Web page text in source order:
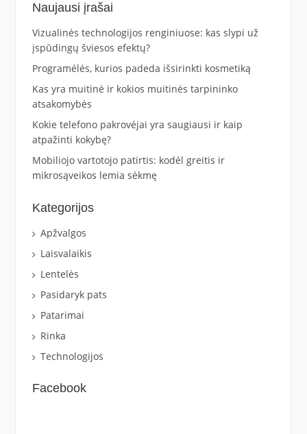
Naujausi įrašai
Vizualinės technologijos renginiuose: kas slypi už
įspūdingų šviesos efektų?
Programėlės, kurios padeda išsirinkti kosmetiką
Kas yra muitinė ir kokios muitinės tarpininko
atsakomybės
Kokie telefono pakrovėjai yra saugiausi ir kaip
atpažinti kokybę?
Mobiliojo vartotojo patirtis: kodėl greitis ir
mikrosąveikos lemia sėkmę
Kategorijos
Apžvalgos
Laisvalaikis
Lentelės
Pasidaryk pats
Patarimai
Rinka
Technologijos
Facebook